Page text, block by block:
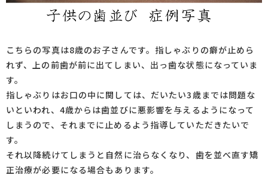
こちらの写真は8歳のお子さんです。指しゃぶりの癖が止めら
れず、上の前歯が前に出てしまい、出っ歯な状態になっていま
す。
指しゃぶりはお口の中に関しては、だいたい3歳までは問題な
いといわれ、4歳からは歯並びに悪影響を与えるようになって
しまうので、それまでに止めるよう指導していただきたいで
す。
それ以降続けてしまうと自然に治らなくなり、歯を並べ直す矯
正治療が必要になる場合もあります。